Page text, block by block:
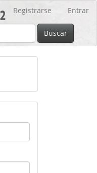
Registrarse Entrar
Buscar